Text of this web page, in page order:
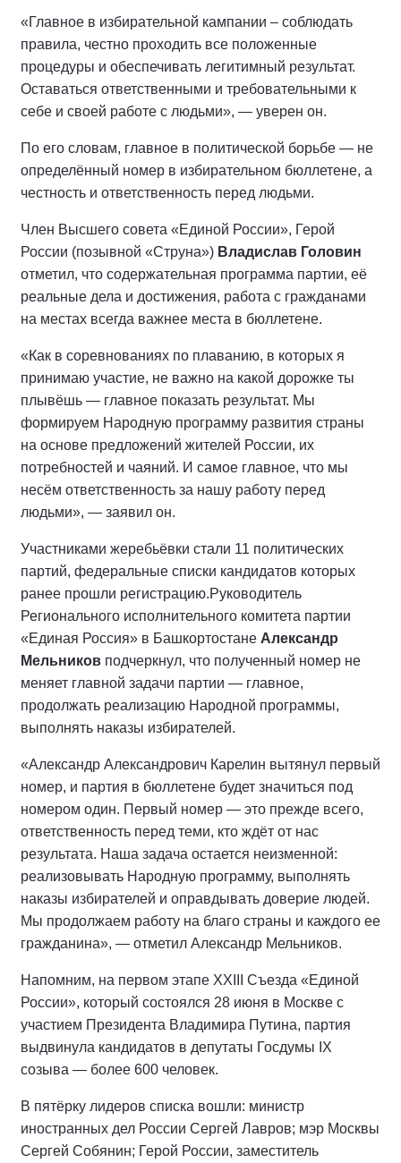
«Главное в избирательной кампании – соблюдать
правила, честно проходить все положенные
процедуры и обеспечивать легитимный результат.
Оставаться ответственными и требовательными к
себе и своей работе с людьми», — уверен он.
По его словам, главное в политической борьбе — не
определённый номер в избирательном бюллетене, а
честность и ответственность перед людьми.
Член Высшего совета «Единой России», Герой
России (позывной «Струна») Владислав Головин
отметил, что содержательная программа партии, её
реальные дела и достижения, работа с гражданами
на местах всегда важнее места в бюллетене.
«Как в соревнованиях по плаванию, в которых я
принимаю участие, не важно на какой дорожке ты
плывёшь — главное показать результат. Мы
формируем Народную программу развития страны
на основе предложений жителей России, их
потребностей и чаяний. И самое главное, что мы
несём ответственность за нашу работу перед
людьми», — заявил он.
Участниками жеребьёвки стали 11 политических
партий, федеральные списки кандидатов которых
ранее прошли регистрацию.Руководитель
Регионального исполнительного комитета партии
«Единая Россия» в Башкортостане Александр
Мельников подчеркнул, что полученный номер не
меняет главной задачи партии — главное,
продолжать реализацию Народной программы,
выполнять наказы избирателей.
«Александр Александрович Карелин вытянул первый
номер, и партия в бюллетене будет значиться под
номером один. Первый номер — это прежде всего,
ответственность перед теми, кто ждёт от нас
результата. Наша задача остается неизменной:
реализовывать Народную программу, выполнять
наказы избирателей и оправдывать доверие людей.
Мы продолжаем работу на благо страны и каждого ее
гражданина», — отметил Александр Мельников.
Напомним, на первом этапе XXIII Съезда «Единой
России», который состоялся 28 июня в Москве с
участием Президента Владимира Путина, партия
выдвинула кандидатов в депутаты Госдумы IX
созыва — более 600 человек.
В пятёрку лидеров списка вошли: министр
иностранных дел России Сергей Лавров; мэр Москвы
Сергей Собянин; Герой России, заместитель